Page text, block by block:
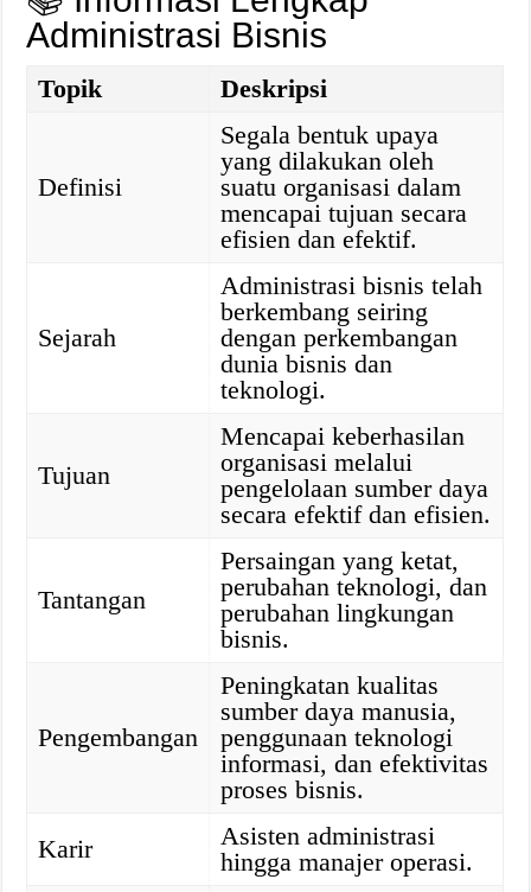
Administrasi Bisnis
Topik Deskripsi
Definisi
Segala bentuk upaya
yang dilakukan oleh
suatu organisasi dalam
mencapai tujuan secara
efisien dan efektif.
Sejarah
Administrasi bisnis telah
berkembang seiring
dengan perkembangan
dunia bisnis dan
teknologi.
Tujuan
Mencapai keberhasilan
organisasi melalui
pengelolaan sumber daya
secara efektif dan efisien.
Tantangan
Persaingan yang ketat,
perubahan teknologi, dan
perubahan lingkungan
bisnis.
Pengembangan
Peningkatan kualitas
sumber daya manusia,
penggunaan teknologi
informasi, dan efektivitas
proses bisnis.
Karir
Asisten administrasi
hingga manajer operasi.